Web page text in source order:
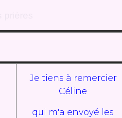
Je tiens à remercier
Céline
qui m'a envoyé les